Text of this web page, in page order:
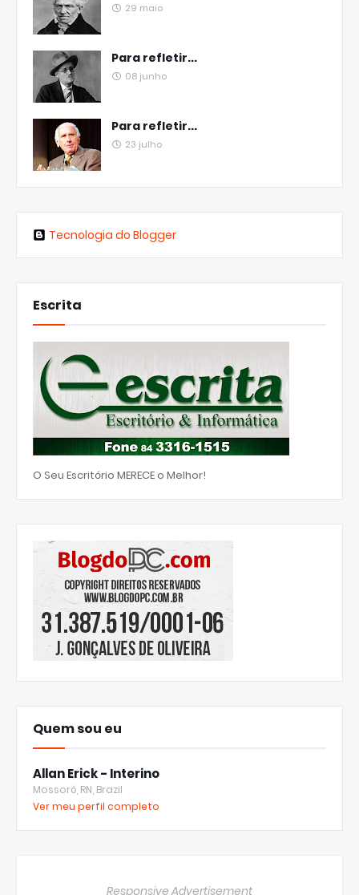
29 maio
Para refletir...
08 junho
Para refletir...
23 julho
Tecnologia do Blogger
Escrita
O Seu Escritório MERECE o Melhor!
Quem sou eu
Allan Erick - Interino
Mossoró, RN, Brazil
Ver meu perfil completo
Responsive Advertisement